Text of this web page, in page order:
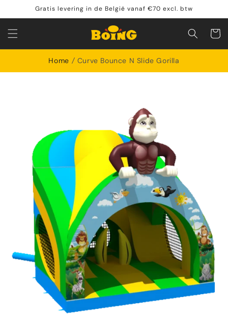
naar de
content
Gratis levering in de België vanaf €70 excl. btw
Home Curve Bounce N Slide Gorilla